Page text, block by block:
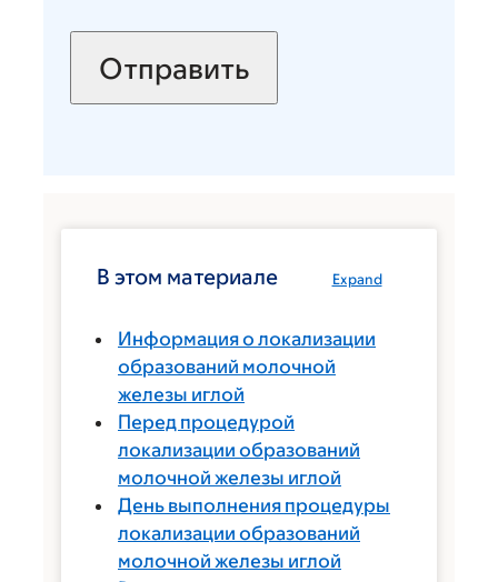
Expand
В этом материале
Информация о локализации
образований молочной
железы иглой
Перед процедурой
локализации образований
молочной железы иглой
День выполнения процедуры
локализации образований
молочной железы иглой